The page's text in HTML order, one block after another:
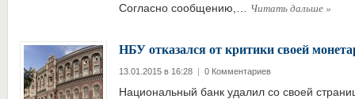
Согласно сообщению,… Читать дальше»
НБУ отказался от критики своей
13.01.2015 в 16:28 | 0 Комментариев
Национальный банк удалил со своей